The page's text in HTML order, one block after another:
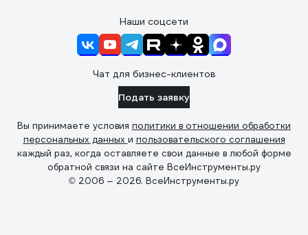
Наши соцсети
Чат для бизнес-клиентов
Подать заявку
Вы принимаете условия политики в отношении обработки
персональных данных и пользовательского соглашения
каждый раз, когда оставляете свои данные в любой форме
обратной связи на сайте ВсеИнструменты.ру
© 2006 — 2026. ВсеИнструменты.ру